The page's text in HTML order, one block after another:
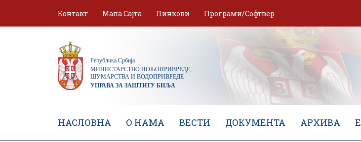
content
Контакт Мапа Сајта Линкови Програми/Софтвер
НАСЛОВНА О НАМА ВЕСТИ ДОКУМЕНТА АРХИВА